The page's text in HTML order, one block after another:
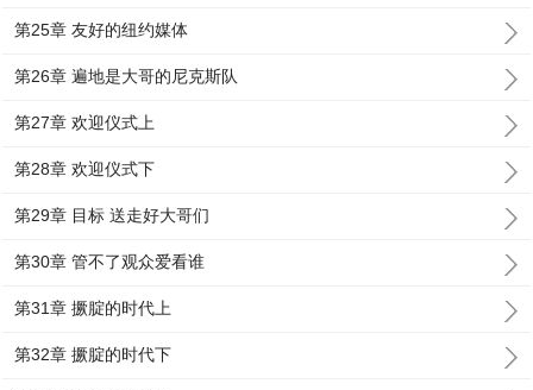
第25章 友好的纽约媒体
第26章 遍地是大哥的尼克斯队
第27章 欢迎仪式上
第28章 欢迎仪式下
第29章 目标 送走好大哥们
第30章 管不了观众爱看谁
第31章 撅腚的时代上
第32章 撅腚的时代下